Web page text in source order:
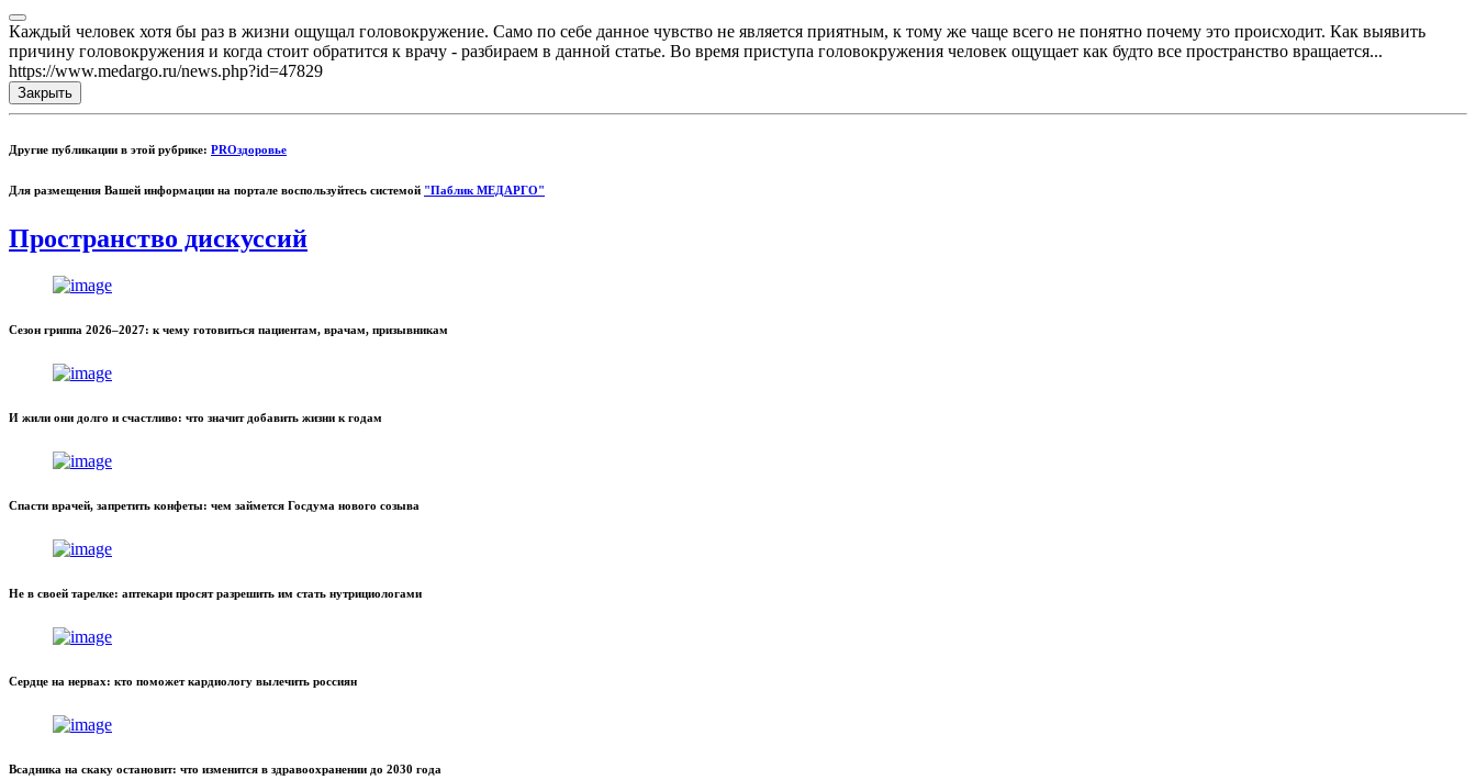
Каждый человек хотя бы раз в жизни ощущал головокружение. Само по себе данное чувство не является приятным, к тому же чаще всего не понятно почему это происходит. Как выявить
причину головокружения и когда стоит обратится к врачу - разбираем в данной статье. Во время приступа головокружения человек ощущает как будто все пространство вращается...
https://www.medargo.ru/news.php?id=47829
Закрыть
Другие публикации в этой рубрике: PROздоровье
Для размещения Вашей информации на портале воспользуйтесь системой "Паблик МЕДАРГО"
Пространство дискуссий
Сезон гриппа 2026–2027: к чему готовиться пациентам, врачам, призывникам
И жили они долго и счастливо: что значит добавить жизни к годам
Спасти врачей, запретить конфеты: чем займется Госдума нового созыва
Не в своей тарелке: аптекари просят разрешить им стать нутрициологами
Сердце на нервах: кто поможет кардиологу вылечить россиян
Всадника на скаку остановит: что изменится в здравоохранении до 2030 года